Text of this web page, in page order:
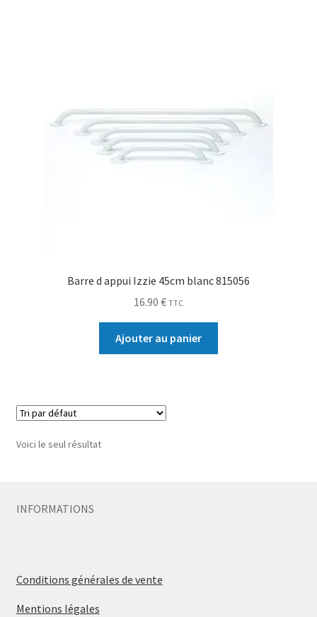
Barre d appui Izzie 45cm blanc 815056
16.90 € TTC
Ajouter au panier
Voici le seul résultat
INFORMATIONS
Conditions générales de vente
Mentions légales